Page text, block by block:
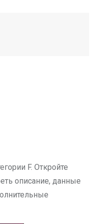
F. Откройте
описание, данные